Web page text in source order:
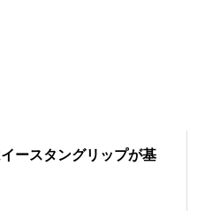
ースタングリップが基